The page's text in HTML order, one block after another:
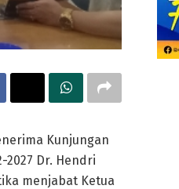
Kunjungan
Dr. Hendri
menjabat Ketua